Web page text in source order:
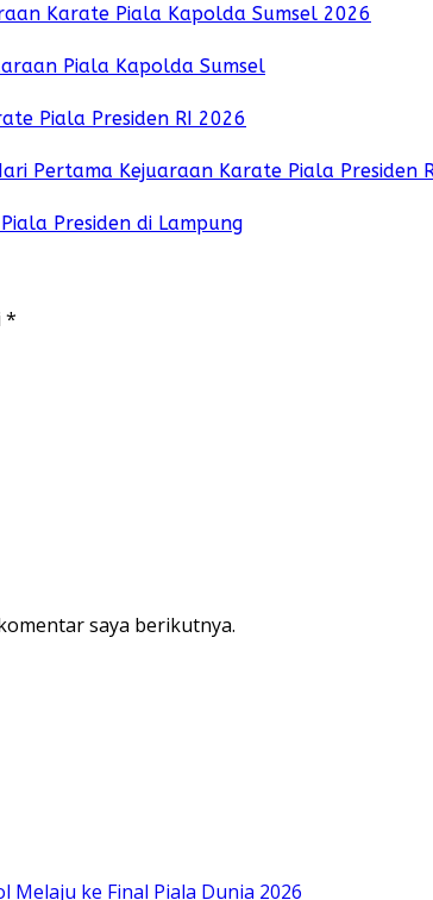
Karate Piala Kapolda Sumsel 2026
Piala Kapolda Sumsel
Piala Presiden RI 2026
Pertama Kejuaraan Karate Piala Presiden
Presiden di Lampung
*
saya berikutnya.